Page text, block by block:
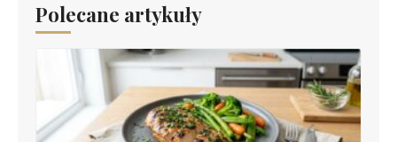
Polecane artykuły